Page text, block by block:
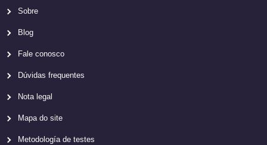
Sobre
Blog
Fale conosco
Dúvidas frequentes
Nota legal
Mapa do site
Metodología de testes